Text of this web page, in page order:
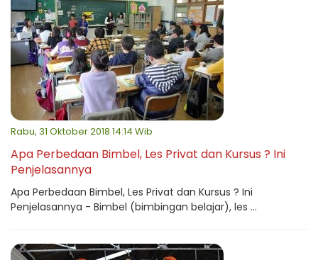
Rabu, 31 Oktober 2018 14:14 Wib
Apa Perbedaan Bimbel, Les Privat dan Kursus ? Ini
Penjelasannya
Apa Perbedaan Bimbel, Les Privat dan Kursus ? Ini
Penjelasannya - Bimbel (bimbingan belajar), les ...